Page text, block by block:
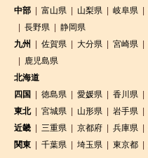
中部
富山県 山梨県 岐阜県
長野県
静岡県
九州
佐賀県 大分県 宮崎県
鹿児島県
北海道
四国
徳島県 愛媛県 香川県
東北
宮城県 山形県 岩手県
近畿
三重県 京都府 兵庫県
関東
千葉県 埼玉県 東京都